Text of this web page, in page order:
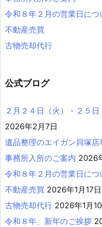
令和８年２月の営業日につ
不動産売買
古物売却代行
公式ブログ
２月２４日（火）・２５
2026年2月7日
遺品整理のエイガン貝塚
事務所入所のご案内 2026
令和８年２月の営業日につ
不動産売買 2026年1月17日
古物売却代行 2026年1月
令和８年、新年のご挨拶